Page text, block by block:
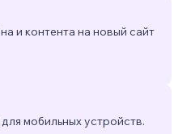
и контента на новый сайт
мобильных устройств.